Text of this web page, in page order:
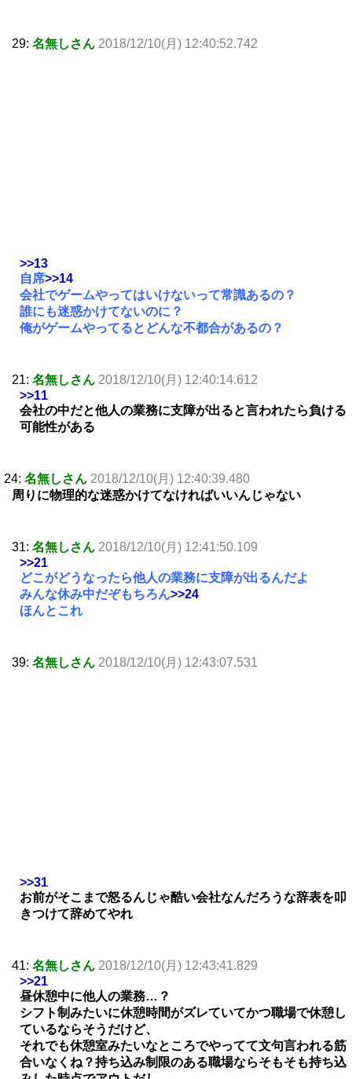
29: 名無しさん 2018/12/10(月) 12:40:52.742
>>13
自席>>14
会社でゲームやってはいけないって常識あるの？
誰にも迷惑かけてないのに？
俺がゲームやってるとどんな不都合があるの？
21: 名無しさん 2018/12/10(月) 12:40:14.612
>>11
会社の中だと他人の業務に支障が出ると言われたら負ける
可能性がある
24: 名無しさん 2018/12/10(月) 12:40:39.480
周りに物理的な迷惑かけてなければいいんじゃない
31: 名無しさん 2018/12/10(月) 12:41:50.109
>>21
どこがどうなったら他人の業務に支障が出るんだよ
みんな休み中だぞもちろん>>24
ほんとこれ
39: 名無しさん 2018/12/10(月) 12:43:07.531
>>31
お前がそこまで怒るんじゃ酷い会社なんだろうな辞表を叩
きつけて辞めてやれ
41: 名無しさん 2018/12/10(月) 12:43:41.829
>>21
昼休憩中に他人の業務…？
シフト制みたいに休憩時間がズレていてかつ職場で休憩し
ているならそうだけど、
それでも休憩室みたいなところでやってて文句言われる筋
合いなくね？持ち込み制限のある職場ならそもそも持ち込